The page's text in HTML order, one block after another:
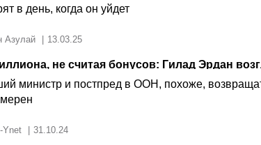
в день, когда он уйдет
13.03.25
министр и постпред в ООН, похоже,
31.10.24